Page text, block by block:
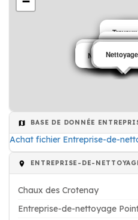
Nettoyage
Electricien
Nettoyage
Nettoyage
Nettoyage de
Nettoyage
Nettoyage de
Nettoyage de
Nettoyage
Nettoyage
Nettoyage
Nettoyage
Nettoyage
Nettoyage
Nettoyage
Nettoyage
BASE DE DONNÉE
Achat fichier Entreprise-de-
ENTREPRISE-DE-
Chaux des Crotenay
Entreprise-de-nettoyage